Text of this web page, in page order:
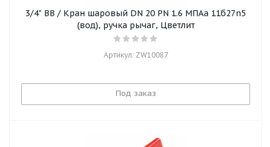
3/4" ВВ / Кран шаровый DN 20 PN 1.6 МПАа 11б27n5
(вод), ручка рычаг, Цветлит
Артикул: ZW10087
Под заказ